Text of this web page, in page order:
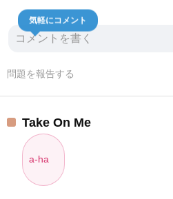
気軽にコメント
問題を報告する
Take On Me
a-ha